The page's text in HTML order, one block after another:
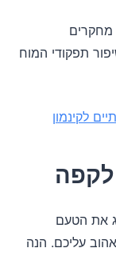
מחקרים
תפקודי המוח
לקפה
את הטעם
עליכם. הנה